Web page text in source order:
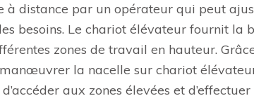
à distance par un opérateur qui peut
besoins. Le chariot élévateur fournit la
zones de travail en hauteur.
la nacelle sur chariot
aux zones élevées et